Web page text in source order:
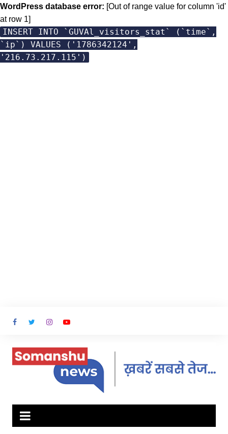
WordPress database error: [Out of range value for column 'id'
at row 1]
INSERT INTO `GUVAl_visitors_stat` (`time`,
`ip`) VALUES ('1786342124',
'216.73.217.115')